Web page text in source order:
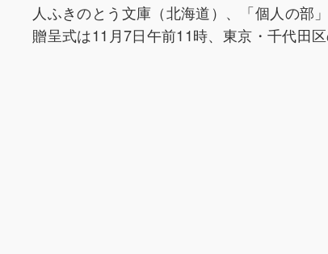
人ふきのとう文庫（北海道）、「個人の部
贈呈式は11月7日午前11時、東京・千代田